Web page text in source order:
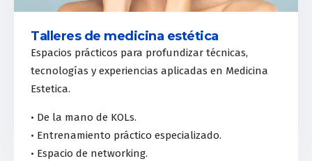
Talleres de medicina estética
Espacios prácticos para profundizar técnicas,
tecnologías y experiencias aplicadas en Medicina
Estetica.
• De la mano de KOLs.
• Entrenamiento práctico especializado.
• Espacio de networking.